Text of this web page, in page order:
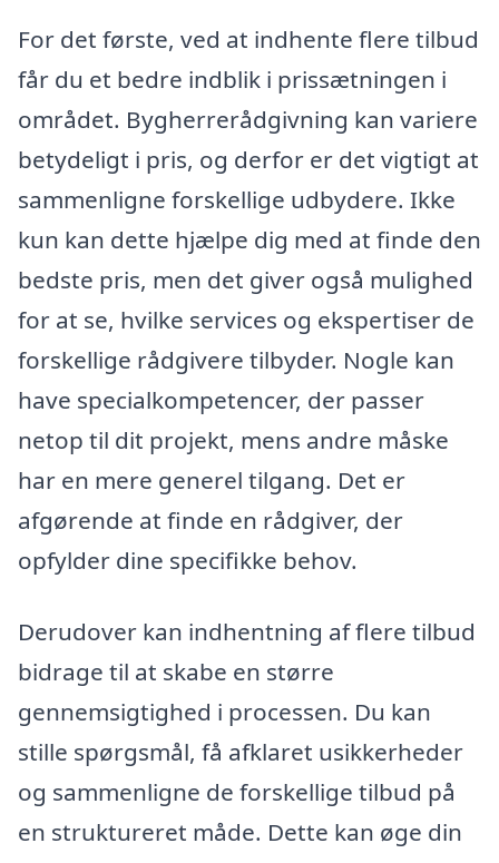
For det første, ved at indhente flere tilbud
får du et bedre indblik i prissætningen i
området. Bygherrerådgivning kan variere
betydeligt i pris, og derfor er det vigtigt at
sammenligne forskellige udbydere. Ikke
kun kan dette hjælpe dig med at finde den
bedste pris, men det giver også mulighed
for at se, hvilke services og ekspertiser de
forskellige rådgivere tilbyder. Nogle kan
have specialkompetencer, der passer
netop til dit projekt, mens andre måske
har en mere generel tilgang. Det er
afgørende at finde en rådgiver, der
opfylder dine specifikke behov.
Derudover kan indhentning af flere tilbud
bidrage til at skabe en større
gennemsigtighed i processen. Du kan
stille spørgsmål, få afklaret usikkerheder
og sammenligne de forskellige tilbud på
en struktureret måde. Dette kan øge din